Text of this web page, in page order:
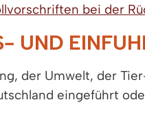
bei der
UND
der Umwelt, der
eingeführt